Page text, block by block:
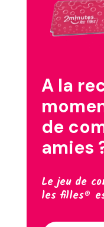
A la
de
amies
Le jeu de
les filles®